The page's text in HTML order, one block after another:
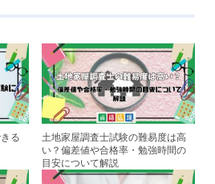
st
る
土地家屋調査士試験の難易度は高
い？偏差値や合格率・勉強時間の
目安について解説